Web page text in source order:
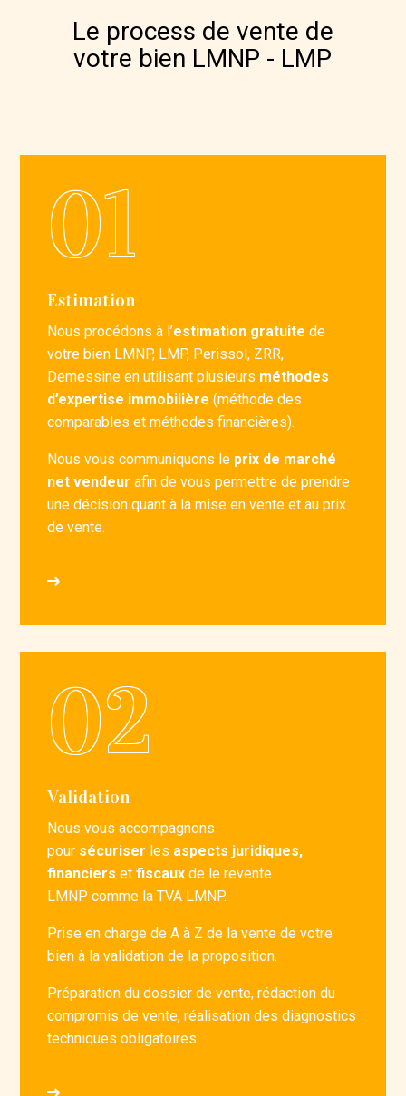
Le process de vente de
votre bien LMNP - LMP
Estimation
Nous procédons à l’estimation gratuite de
votre bien LMNP, LMP, Perissol, ZRR,
Demessine en utilisant plusieurs méthodes
d’expertise immobilière (méthode des
comparables et méthodes financières).
Nous vous communiquons le prix de marché
net vendeur afin de vous permettre de prendre
une décision quant à la mise en vente et au prix
de vente.
Validation
Nous vous accompagnons
pour sécuriser les aspects juridiques,
financiers et fiscaux de le revente
LMNP comme la TVA LMNP.
Prise en charge de A à Z de la vente de votre
bien à la validation de la proposition.
Préparation du dossier de vente, rédaction du
compromis de vente, réalisation des diagnostics
techniques obligatoires.